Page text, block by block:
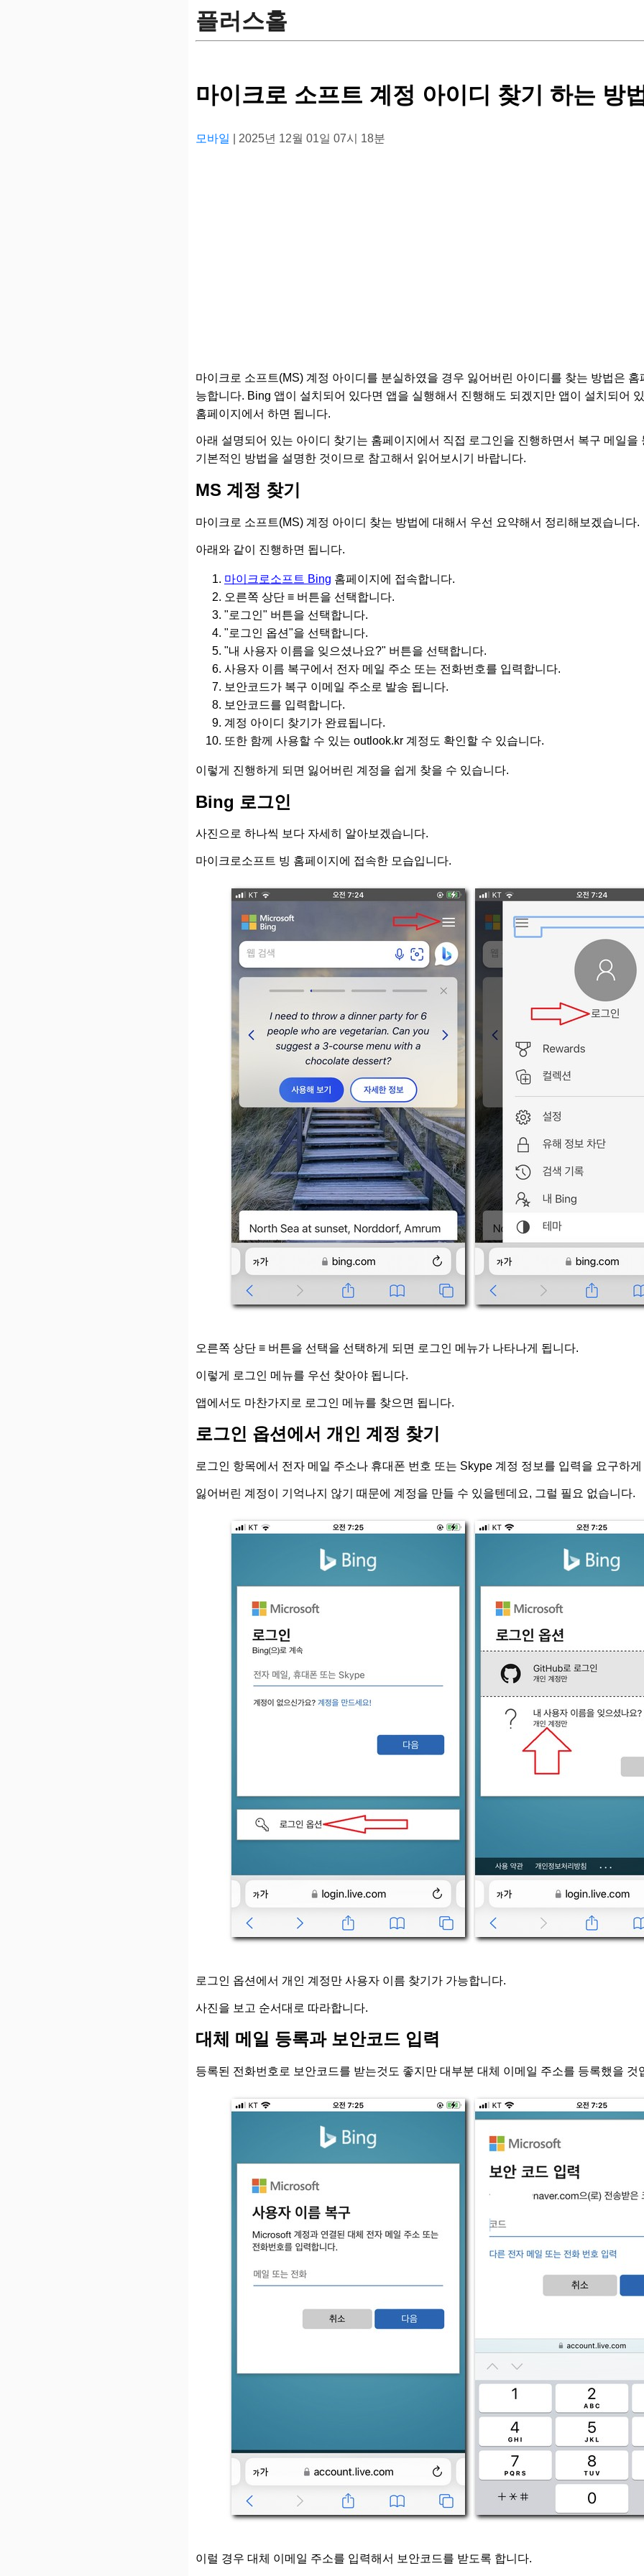
플러스홀
마이크로 소프트 계정 아이디 찾기 하는 방
모바일 | 2025년 12월 01일 07시 18분
마이크로 소프트(MS) 계정 아이디를 분실하였을 경우 잃어버린 아이디를 찾는 방법은
능합니다. Bing 앱이 설치되어 있다면 앱을 실행해서 진행해도 되겠지만 앱이 설치되어
홈페이지에서 하면 됩니다.
아래 설명되어 있는 아이디 찾기는 홈페이지에서 직접 로그인을 진행하면서 복구 메일을
기본적인 방법을 설명한 것이므로 참고해서 읽어보시기 바랍니다.
MS 계정 찾기
마이크로 소프트(MS) 계정 아이디 찾는 방법에 대해서 우선 요약해서 정리해보겠습니다.
아래와 같이 진행하면 됩니다.
마이크로소프트 Bing 홈페이지에 접속합니다.
오른쪽 상단 ≡ 버튼을 선택합니다.
"로그인" 버튼을 선택합니다.
"로그인 옵션"을 선택합니다.
"내 사용자 이름을 잊으셨나요?" 버튼을 선택합니다.
사용자 이름 복구에서 전자 메일 주소 또는 전화번호를 입력합니다.
보안코드가 복구 이메일 주소로 발송 됩니다.
보안코드를 입력합니다.
계정 아이디 찾기가 완료됩니다.
또한 함께 사용할 수 있는 outlook.kr 계정도 확인할 수 있습니다.
이렇게 진행하게 되면 잃어버린 계정을 쉽게 찾을 수 있습니다.
Bing 로그인
사진으로 하나씩 보다 자세히 알아보겠습니다.
마이크로소프트 빙 홈페이지에 접속한 모습입니다.
오른쪽 상단 ≡ 버튼을 선택을 선택하게 되면 로그인 메뉴가 나타나게 됩니다.
이렇게 로그인 메뉴를 우선 찾아야 됩니다.
앱에서도 마찬가지로 로그인 메뉴를 찾으면 됩니다.
로그인 옵션에서 개인 계정 찾기
로그인 항목에서 전자 메일 주소나 휴대폰 번호 또는 Skype 계정 정보를 입력을 요구하
잃어버린 계정이 기억나지 않기 때문에 계정을 만들 수 있을텐데요, 그럴 필요 없습니다.
로그인 옵션에서 개인 계정만 사용자 이름 찾기가 가능합니다.
사진을 보고 순서대로 따라합니다.
대체 메일 등록과 보안코드 입력
등록된 전화번호로 보안코드를 받는것도 좋지만 대부분 대체 이메일 주소를 등록했을 것
이럴 경우 대체 이메일 주소를 입력해서 보안코드를 받도록 합니다.